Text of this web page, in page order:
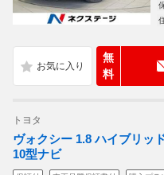
無
料
トヨタ
ヴォクシー 1.8 ハイブリッ
10型ナビ